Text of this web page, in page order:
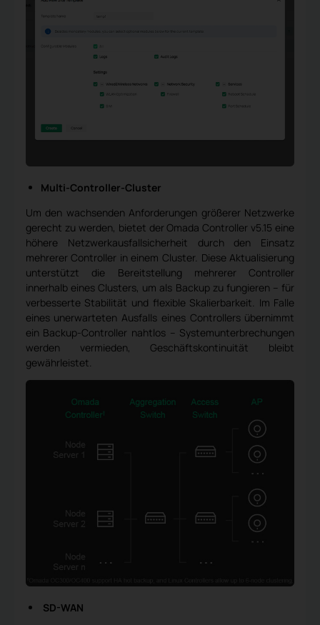
Multi-Controller-Cluster
Um den wachsenden Anforderungen größerer Netzwerke
gerecht zu werden, bietet der Omada Controller v5.15 eine
höhere Netzwerkausfallsicherheit durch den Einsatz
mehrerer Controller in einem Cluster. Diese Aktualisierung
unterstützt die Bereitstellung mehrerer Controller
innerhalb eines Clusters, um als Backup zu fungieren – für
verbesserte Stabilität und flexible Skalierbarkeit. Im Falle
eines unerwarteten Ausfalls eines Controllers übernimmt
ein Backup-Controller nahtlos – Systemunterbrechungen
werden vermieden, Geschäftskontinuität bleibt
gewährleistet.
SD-WAN